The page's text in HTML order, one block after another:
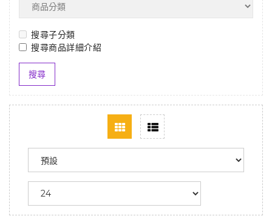
搜尋子分類
搜尋商品詳細介紹